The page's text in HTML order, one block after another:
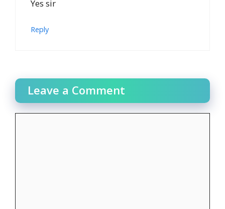
Yes sir
Reply
Leave a Comment